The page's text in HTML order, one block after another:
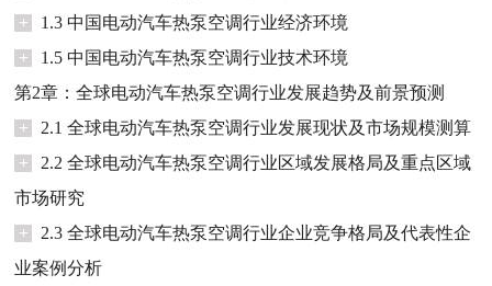
+
1.3 中国电动汽车热泵空调行业经济环境
+
1.5 中国电动汽车热泵空调行业技术环境
第2章：全球电动汽车热泵空调行业发展趋势及前景预测
+
2.1 全球电动汽车热泵空调行业发展现状及市场规模测算
+
2.2 全球电动汽车热泵空调行业区域发展格局及重点区域
市场研究
+
2.3 全球电动汽车热泵空调行业企业竞争格局及代表性企
业案例分析